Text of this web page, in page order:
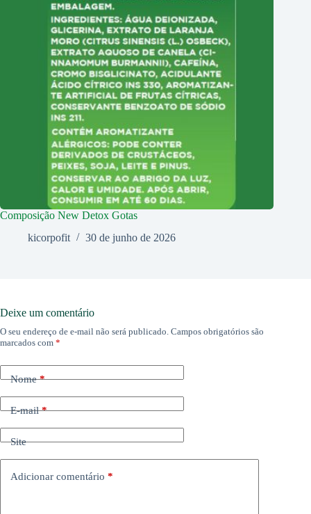
Composição New Detox Gotas
kicorpofit
30 de junho de 2026
Deixe um comentário
O seu endereço de e-mail não será publicado. Campos obrigatórios são
marcados com *
Nome*
E-mail*
Site
Adicionar comentário *